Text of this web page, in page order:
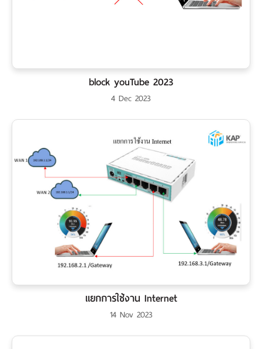
block youTube 2023
4 Dec 2023
แยกการใช้งาน Internet
14 Nov 2023